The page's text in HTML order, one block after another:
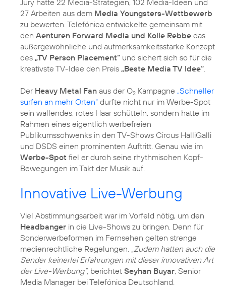
27 Arbeiten aus dem Media Youngsters-Wettbewerb
zu bewerten. Telefónica entwickelte gemeinsam mit
den Aenturen Forward Media und Kolle Rebbe das
außergewöhnliche und aufmerksamkeitsstarke Konzept
des „TV Person Placement“ und sichert sich so für die
kreativste TV-Idee den Preis „Beste Media TV Idee“
Der Heavy Metal Fan aus der O2 Kampagne „Schneller
surfen an mehr Orten“ durfte nicht nur im Werbe-Spot
sein wallendes, rotes Haar schütteln, sondern hatte im
Rahmen eines eigentlich werbefreien
Publikumsschwenks in den TV-Shows Circus HalliGalli
und DSDS einen prominenten Auftritt. Genau wie im
Werbe-Spot fiel er durch seine rhythmischen Kopf-
Bewegungen im Takt der Musik auf.
Innovative Live-Werbung
Viel Abstimmungsarbeit war im Vorfeld nötig, um den
Headbanger in die Live-Shows zu bringen. Denn für
Sonderwerbeformen im Fernsehen gelten strenge
medienrechtliche Regelungen.
„Zudem hatten auch die
Sender keinerlei Erfahrungen mit dieser innovativen Art
der Live-Werbung“, berichtet Seyhan Buyar, Senior
Media Manager bei Telefónica Deutschland.